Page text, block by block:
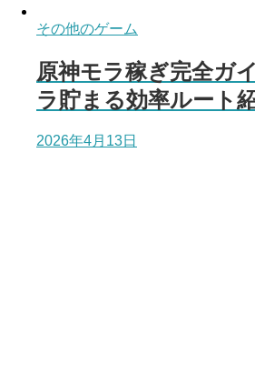
その他のゲーム
原神モラ稼ぎ完全ガ
ラ貯まる効率ルート
2026年4月13日